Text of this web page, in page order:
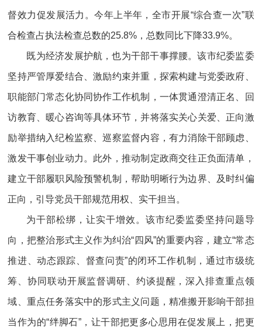
督效力促发展活力。今年上半年，全市开展“综合查一次”联
合检查占执法检查总数的25.8%，总数同比下降33.9%。
既为经济发展护航，也为干部干事撑腰。该市纪委监委
坚持严管厚爱结合、激励约束并重，探索构建与党委政府、
职能部门常态化协同协作工作机制，一体贯通澄清正名、回
访教育、暖心咨询等具体环节，并将落实关心关爱、正向激
励举措纳入纪检监察、巡察监督内容，有力消除干部顾虑、
激发干事创业动力。此外，推动制定政商交往正负面清单，
建立干部履职风险预警机制，帮助明晰行为边界、及时纠偏
正向，引导党员干部规范用权、实干担当。
为干部松绑，让实干增效。该市纪委监委坚持问题导
向，把整治形式主义作为纠治“四风”的重要内容，建立“常态
推进、动态跟踪、督查问责”的闭环工作机制，通过市级统
筹、协同联动开展监督调研、约谈提醒，深入排查重点领
域、重点任务落实中的形式主义问题，精准搬开影响干部担
当作为的“绊脚石”，让干部把更多心思用在促发展上，把更